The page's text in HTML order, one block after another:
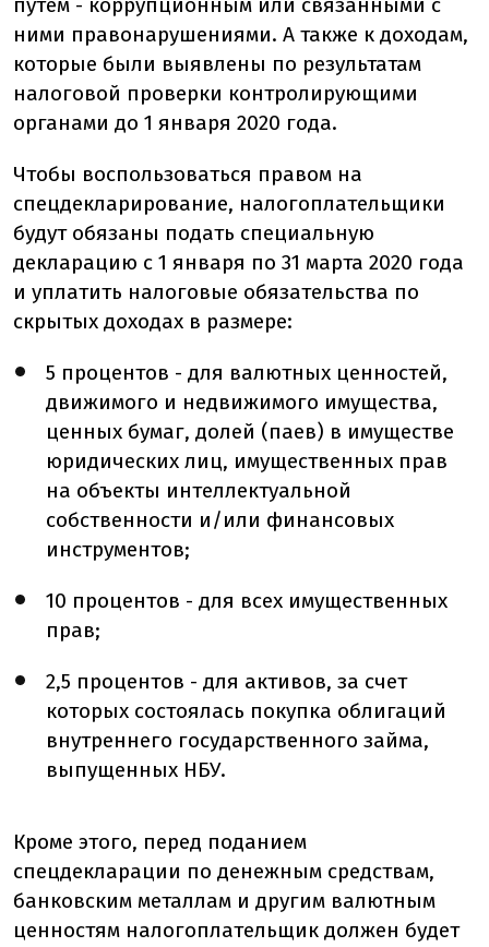
ними правонарушениями. А также к доходам,
которые были выявлены по результатам
налоговой проверки контролирующими
органами до 1 января 2020 года.
Чтобы воспользоваться правом на
спецдекларирование, налогоплательщики
будут обязаны подать специальную
декларацию с 1 января по 31 марта 2020 года
и уплатить налоговые обязательства по
скрытых доходах в размере:
5 процентов - для валютных ценностей,
движимого и недвижимого имущества,
ценных бумаг, долей (паев) в имуществе
юридических лиц, имущественных прав
на объекты интеллектуальной
собственности и/или финансовых
инструментов;
10 процентов - для всех имущественных
прав;
2,5 процентов - для активов, за счет
которых состоялась покупка облигаций
внутреннего государственного займа,
выпущенных НБУ.
Кроме этого, перед поданием
спецдекларации по денежным средствам,
банковским металлам и другим валютным
ценностям налогоплательщик должен будет